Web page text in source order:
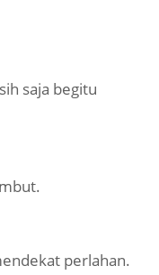
saja begitu
perlahan.